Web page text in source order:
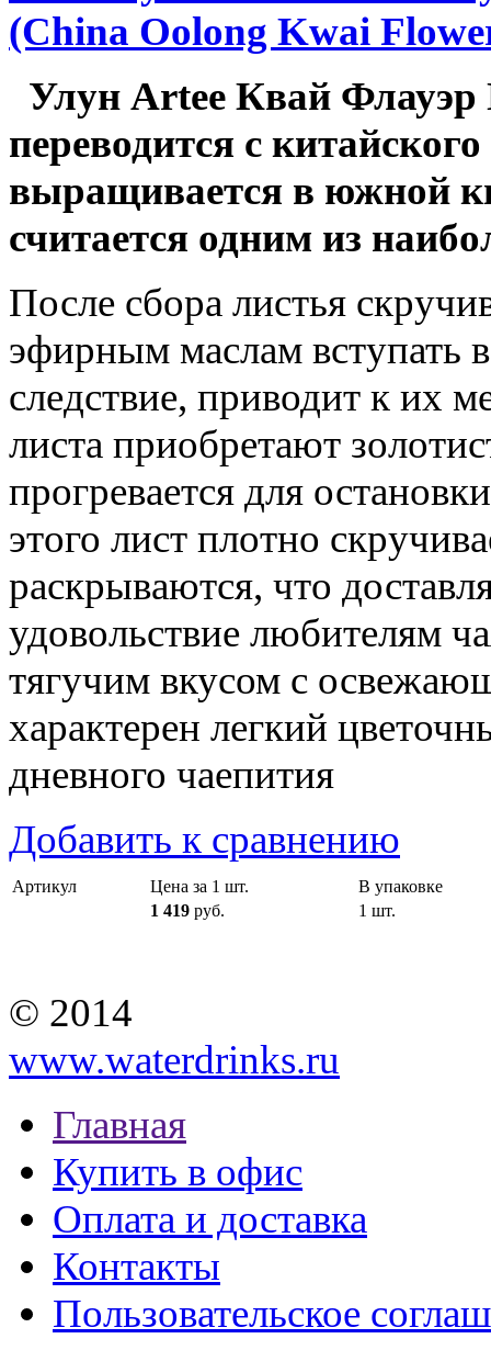
(China Oolong Kwai
Улун Artee Квай Флауэр
переводится с
выращивается в южной
считается одним из
После сбора листья
эфирным маслам вступать
следствие, приводит к их
листа приобретают
прогревается для
этого лист плотно
раскрываются, что
удовольствие любителям
тягучим вкусом с
характерен легкий
дневного чаепития
Добавить к сравнению
Артикул Цена за 1 шт.
В упаковке
1 419 руб. 1 шт.
© 2014
www.waterdrinks.ru
Главная
Купить в офис
Оплата и доставка
Контакты
Пользовательское